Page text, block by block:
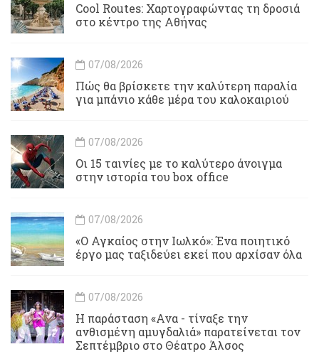
Cool Routes: Χαρτογραφώντας τη δροσιά
στο κέντρο της Αθήνας
07/08/2026
Πώς θα βρίσκετε την καλύτερη παραλία
για μπάνιο κάθε μέρα του καλοκαιριού
07/08/2026
Οι 15 ταινίες με το καλύτερο άνοιγμα
στην ιστορία του box office
07/08/2026
«Ο Αγκαίος στην Ιωλκό»: Ένα ποιητικό
έργο μας ταξιδεύει εκεί που αρχίσαν όλα
07/08/2026
Η παράσταση «Ανα - τίναξε την
ανθισμένη αμυγδαλιά» παρατείνεται τον
Σεπτέμβριο στο Θέατρο Άλσος